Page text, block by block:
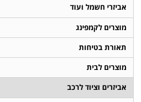
אביזרי חשמל ועוד
מוצרים לקמפינג
תאורת בטיחות
מוצרים לבית
אביזרים וציוד לרכב